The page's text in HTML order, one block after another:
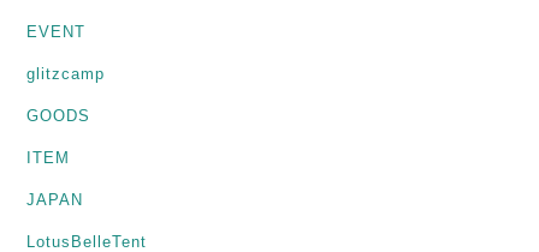
EVENT
glitzcamp
GOODS
ITEM
JAPAN
LotusBelleTent